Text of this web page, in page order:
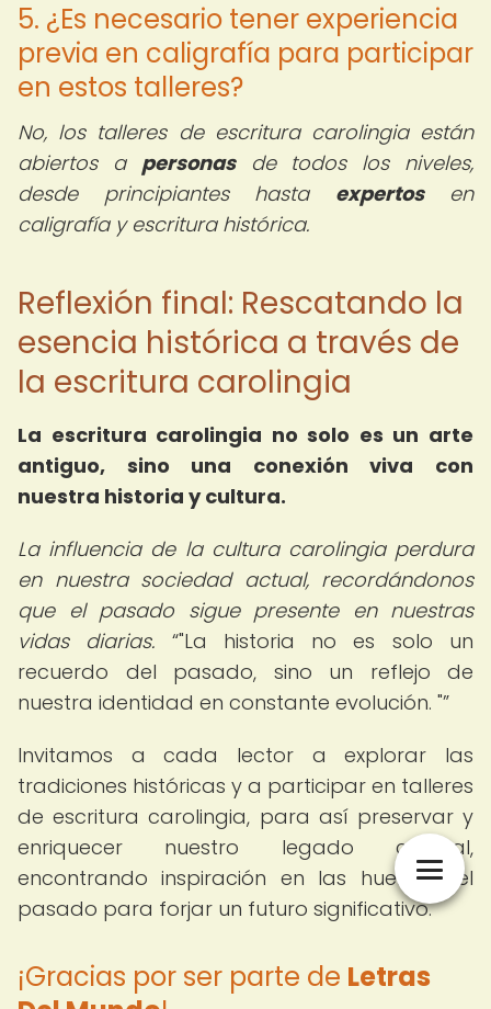
5. ¿Es necesario tener experiencia
previa en caligrafía para participar
en estos talleres?
No, los talleres de escritura carolingia están
abiertos a personasde todos los niveles,
desde principiantes hasta expertosen
caligrafía y escritura histórica.
Reflexión final: Rescatando la
esencia histórica a través de
la escritura carolingia
La escritura carolingia no solo es un arte
antiguo, sino una conexión viva con
nuestra historia y cultura.
La influencia de la cultura carolingia perdura
en nuestra sociedad actual, recordándonos
que el pasado sigue presente en nuestras
vidas diarias.
"La historia no es solo un
recuerdo del pasado, sino un reflejo de
nuestra identidad en constante evolución. "
Invitamos a cada lector a explorar las
tradiciones históricas y a participar en talleres
de escritura carolingia, para así preservar y
enriquecer nuestro legado cultural,
encontrando inspiración en las huellas del
pasado para forjar un futuro significativo.
¡Gracias por ser parte de Letras